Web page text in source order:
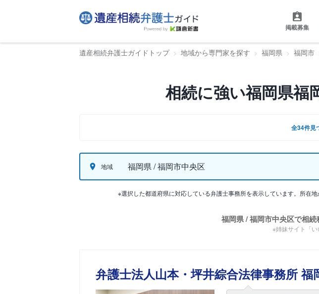
掲載募集
遺産相続弁護士ガイドトップ 地域から専門家を探す 福岡県 福岡市
相続に強い福岡県福
全34件見
地域 福岡県 / 福岡市中央区
※選択した都道府県に対応している弁護士事務所を表示しています。所在
福岡県 / 福岡市中央区で相
※姉妹サイト「
弁護士法人山本・坪井綜合法律事務所 福